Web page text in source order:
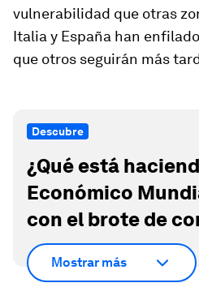
vulnerabilidad que otras
Italia y España han
que otros seguirán más
Descubre
¿Qué está
Económico
con el brote de
Mostrar más